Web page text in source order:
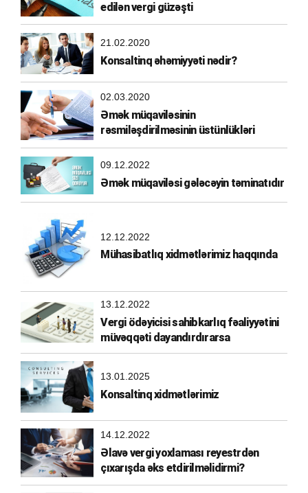
edilən vergi güzəşti
21.02.2020
Konsaltinq əhəmiyyəti nədir?
02.03.2020
Əmək müqaviləsinin
rəsmiləşdirilməsinin üstünlükləri
09.12.2022
Əmək müqaviləsi gələcəyin təminatıdır
12.12.2022
Mühasibatlıq xidmətlərimiz haqqında
13.12.2022
Vergi ödəyicisi sahibkarlıq fəaliyyətini
müvəqqəti dayandırdırarsa
13.01.2025
Konsaltinq xidmətlərimiz
14.12.2022
Əlavə vergi yoxlaması reyestrdən
çıxarışda əks etdirilməlidirmi?